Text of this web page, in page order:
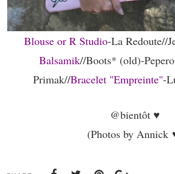
Blouse or R Studio-La Redoute//
Balsamik//Boots* (old)-
Primak//Bracelet "Empreinte"-
@bientôt ♥
(Photos by Annick